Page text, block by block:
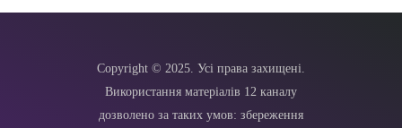
Copyright © 2025. Усі права захищені.
Використання матеріалів 12 каналу
дозволено за таких умов: збереження